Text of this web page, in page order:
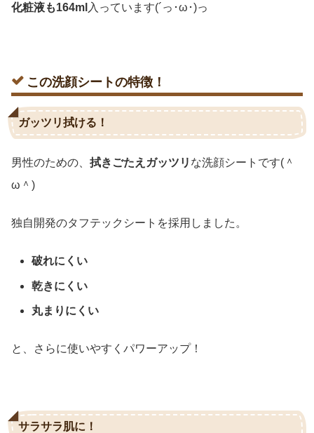
化粧液も164ml 入っています(´っ･ω･)っ
この洗顔シートの特徴！
ガッツリ拭ける！
男性のための、 拭きごたえガッツリ な洗顔シートです(＾
ω＾)
独自開発のタフテックシートを採用しました。
破れにくい
乾きにくい
丸まりにくい
と、さらに使いやすくパワーアップ！
サラサラ肌に！